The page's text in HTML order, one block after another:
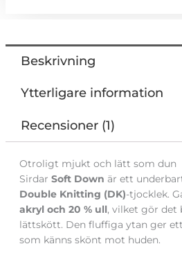
Beskrivning
Ytterligare information
Recensioner (1)
Otroligt mjukt och lätt som dun
Sirdar Soft Down är ett
Double Knitting (DK)-tjocklek.
akryl och 20 % ull, vilket gör det
lättskött. Den fluffiga ytan ger
som känns skönt mot huden.